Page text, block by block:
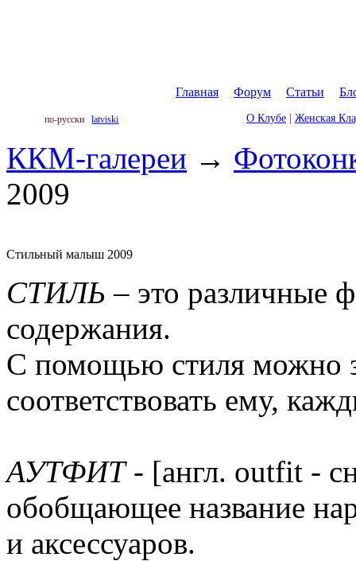
Главная Форум Статьи
по-русски latviski О Клубе Женская
ККМ-галереи →
2009
Стильный малыш 2009
СТИЛЬ – это различные
содержания.
С помощью стиля можно
соответствовать ему,
АУТФИТ- [англ. outfit -
обобщающее название
и аксессуаров.